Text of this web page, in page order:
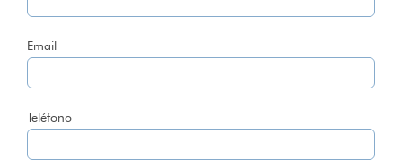
Email
Teléfono